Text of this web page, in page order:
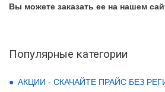
Вы можете заказать ее на нашем
Популярные категории
АКЦИИ - СКАЧАЙТЕ ПРАЙС БЕЗ